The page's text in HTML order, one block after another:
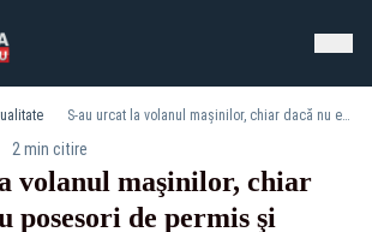
S-au urcat la volanul maşinilor, chiar dacă nu erau posesori de permis şi consumaseră alcool/ Protagoniştii au fost reţinuţi pentru 24 de ore
2 min citire
volanul maşinilor, chiar
posesori de permis şi